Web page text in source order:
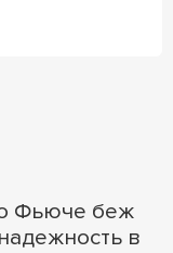
Фьюче беж
в